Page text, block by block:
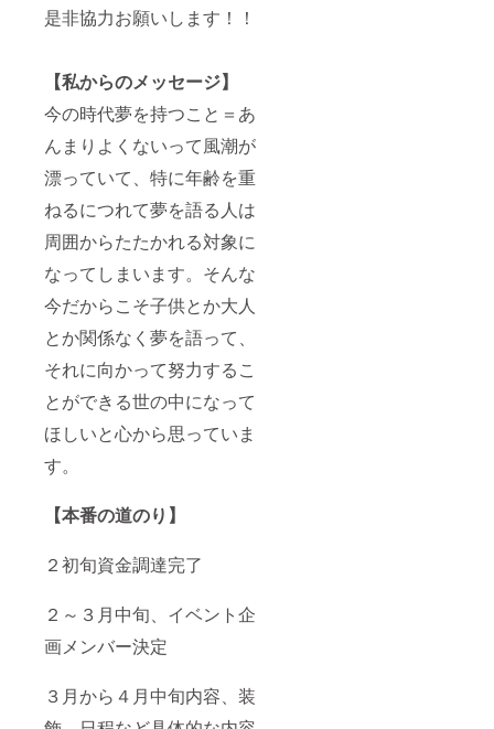
是非協力お願いします！！
【私からのメッセージ】
今の時代夢を持つこと＝あ
んまりよくないって風潮が
漂っていて、特に年齢を重
ねるにつれて夢を語る人は
周囲からたたかれる対象に
なってしまいます。そんな
今だからこそ子供とか大人
とか関係なく夢を語って、
それに向かって努力するこ
とができる世の中になって
ほしいと心から思っていま
す。
【本番の道のり 】
２初旬資金調達完了
２～３月中旬、イベント企
画メンバー決定
３月から４月中旬内容、装